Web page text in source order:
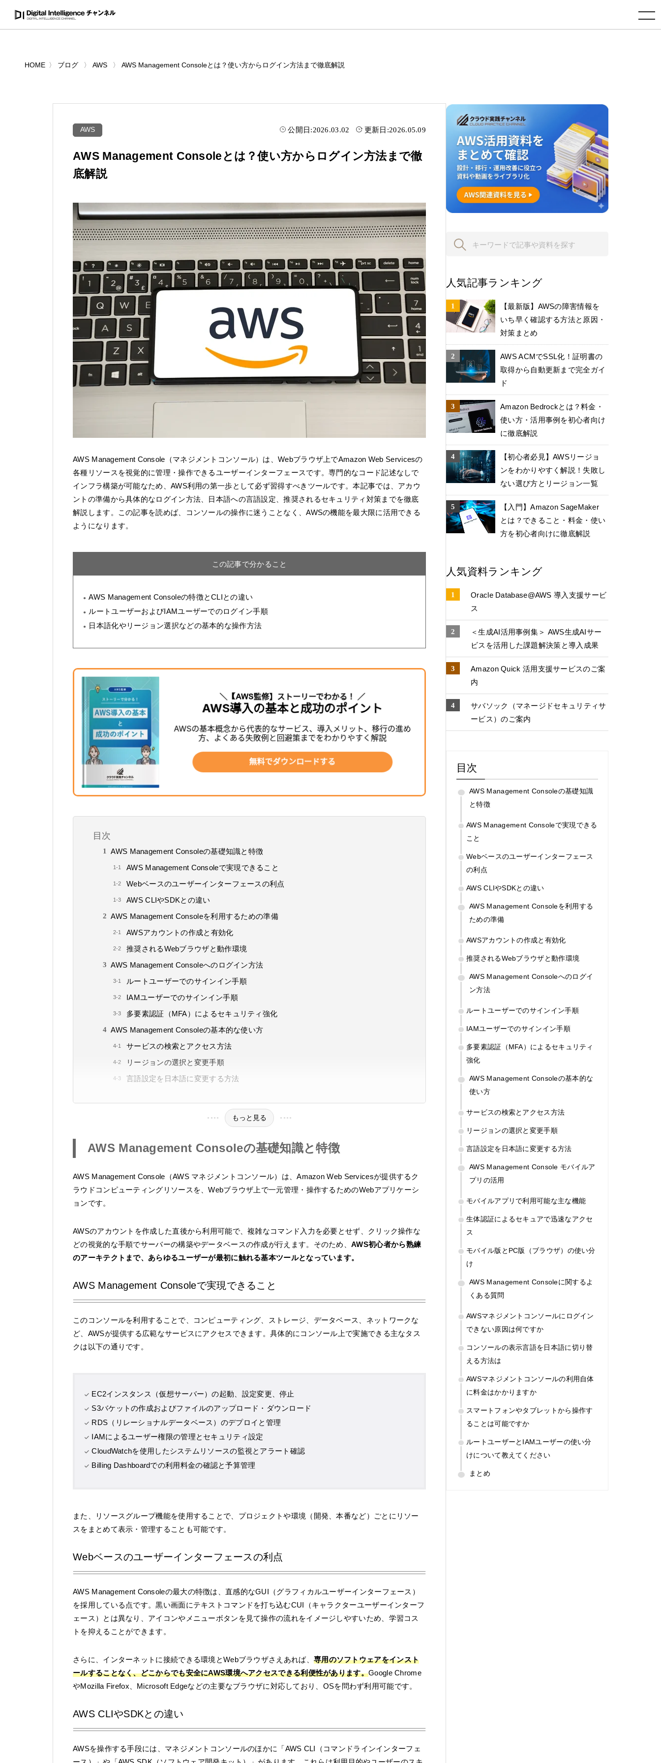
toggle navigation
HOME ブログ AWS AWS Management Consoleとは？使い方からログイン方法まで徹底解説
AWS 公開日:2026.03.02 更新日:2026.05.09
AWS Management Consoleとは？使い方からログイン方法まで徹
底解説
AWS Management Console（マネジメントコンソール）は、Webブラウザ上でAmazon Web Servicesの
各種リソースを視覚的に管理・操作できるユーザーインターフェースです。専門的なコード記述なしで
インフラ構築が可能なため、AWS利用の第一歩として必ず習得すべきツールです。本記事では、アカウ
ントの準備から具体的なログイン方法、日本語への言語設定、推奨されるセキュリティ対策までを徹底
解説します。この記事を読めば、コンソールの操作に迷うことなく、AWSの機能を最大限に活用できる
ようになります。
この記事で分かること
AWS Management Consoleの特徴とCLIとの違い
ルートユーザーおよびIAMユーザーでのログイン手順
日本語化やリージョン選択などの基本的な操作方法
目次
AWS Management Consoleの基礎知識と特徴
AWS Management Consoleで実現できること
Webベースのユーザーインターフェースの利点
AWS CLIやSDKとの違い
AWS Management Consoleを利用するための準備
AWSアカウントの作成と有効化
推奨されるWebブラウザと動作環境
AWS Management Consoleへのログイン方法
ルートユーザーでのサインイン手順
IAMユーザーでのサインイン手順
多要素認証（MFA）によるセキュリティ強化
AWS Management Consoleの基本的な使い方
サービスの検索とアクセス方法
リージョンの選択と変更手順
言語設定を日本語に変更する方法
もっと見る
AWS Management Consoleの基礎知識と特徴
AWS Management Console（AWS マネジメントコンソール）は、Amazon Web Servicesが提供するク
ラウドコンピューティングリソースを、Webブラウザ上で一元管理・操作するためのWebアプリケーシ
ョンです。
AWSのアカウントを作成した直後から利用可能で、複雑なコマンド入力を必要とせず、クリック操作な
どの視覚的な手順でサーバーの構築やデータベースの作成が行えます。そのため、AWS初心者から熟練
のアーキテクトまで、あらゆるユーザーが最初に触れる基本ツールとなっています。
AWS Management Consoleで実現できること
このコンソールを利用することで、コンピューティング、ストレージ、データベース、ネットワークな
ど、AWSが提供する広範なサービスにアクセスできます。具体的にコンソール上で実施できる主なタス
クは以下の通りです。
EC2インスタンス（仮想サーバー）の起動、設定変更、停止
S3バケットの作成およびファイルのアップロード・ダウンロード
RDS（リレーショナルデータベース）のデプロイと管理
IAMによるユーザー権限の管理とセキュリティ設定
CloudWatchを使用したシステムリソースの監視とアラート確認
Billing Dashboardでの利用料金の確認と予算管理
また、リソースグループ機能を使用することで、プロジェクトや環境（開発、本番など）ごとにリソー
スをまとめて表示・管理することも可能です。
Webベースのユーザーインターフェースの利点
AWS Management Consoleの最大の特徴は、直感的なGUI（グラフィカルユーザーインターフェース）
を採用している点です。黒い画面にテキストコマンドを打ち込むCUI（キャラクターユーザーインターフ
ェース）とは異なり、アイコンやメニューボタンを見て操作の流れをイメージしやすいため、学習コス
トを抑えることができます。
さらに、インターネットに接続できる環境とWebブラウザさえあれば、 専用のソフトウェアをインスト
ールすることなく、どこからでも安全にAWS環境へアクセスできる利便性があります。Google Chrome
やMozilla Firefox、Microsoft Edgeなどの主要なブラウザに対応しており、OSを問わず利用可能です。
AWS CLIやSDKとの違い
AWSを操作する手段には、マネジメントコンソールのほかに「AWS CLI（コマンドラインインターフェ
人気記事ランキング
【最新版】AWSの障害情報を
いち早く確認する方法と原因・
対策まとめ
AWS ACMでSSL化！証明書の
取得から自動更新まで完全ガイ
ド
Amazon Bedrockとは？料金・
使い方・活用事例を初心者向け
に徹底解説
【初心者必見】AWSリージョ
ンをわかりやすく解説！失敗し
ない選び方とリージョン一覧
【入門】Amazon SageMaker
とは？できること・料金・使い
方を初心者向けに徹底解説
人気資料ランキング
Oracle Database@AWS 導入支援サービ
ス
＜生成AI活用事例集＞ AWS生成AIサー
ビスを活用した課題解決策と導入成果
Amazon Quick 活用支援サービスのご案
内
サバソック（マネージドセキュリティサ
ービス）のご案内
目次
AWS Management Consoleの基礎知識
と特徴
AWS Management Consoleで実現できる
こと
Webベースのユーザーインターフェース
の利点
AWS CLIやSDKとの違い
AWS Management Consoleを利用する
ための準備
AWSアカウントの作成と有効化
推奨されるWebブラウザと動作環境
AWS Management Consoleへのログイ
ン方法
ルートユーザーでのサインイン手順
IAMユーザーでのサインイン手順
多要素認証（MFA）によるセキュリティ
強化
AWS Management Consoleの基本的な
使い方
サービスの検索とアクセス方法
リージョンの選択と変更手順
言語設定を日本語に変更する方法
AWS Management Console モバイルア
プリの活用
モバイルアプリで利用可能な主な機能
生体認証によるセキュアで迅速なアクセ
ス
モバイル版とPC版（ブラウザ）の使い分
け
AWS Management Consoleに関するよ
くある質問
AWSマネジメントコンソールにログイン
できない原因は何ですか
コンソールの表示言語を日本語に切り替
える方法は
AWSマネジメントコンソールの利用自体
に料金はかかりますか
スマートフォンやタブレットから操作す
ることは可能ですか
ルートユーザーとIAMユーザーの使い分
けについて教えてください
まとめ